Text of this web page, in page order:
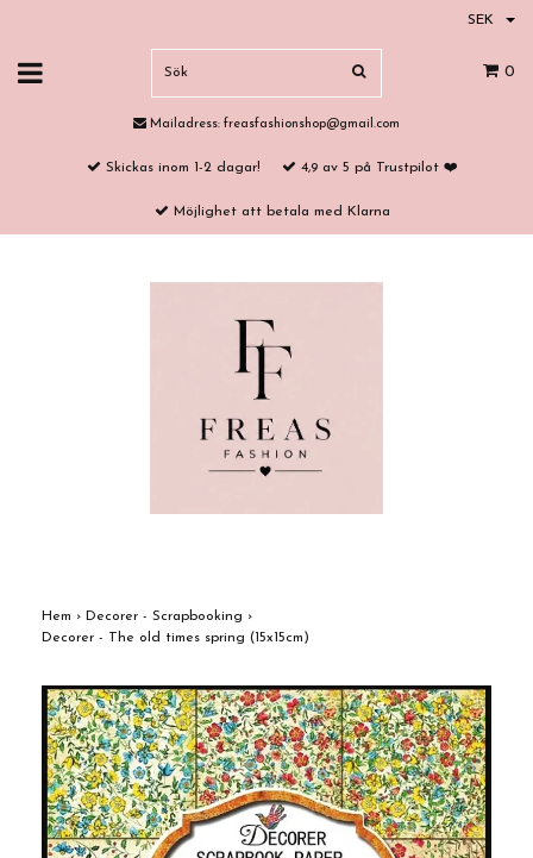
SEK
0
Mailadress: freasfashionshop@gmail.com
Skickas inom 1-2 dagar! 4,9 av 5 på Trustpilot ❤️
Möjlighet att betala med Klarna
Hem › Decorer - Scrapbooking ›
Decorer - The old times spring (15x15cm)